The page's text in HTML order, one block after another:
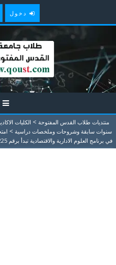
دخول
منتديات طلاب القدس المفتوحة >الكليات
سنوات سابقة وشروحات وملخصات دراسية >
في برنامج العلوم الادارية والاقتصادية تبدأ برقم 42xx 4225 إدارة المستشفيات